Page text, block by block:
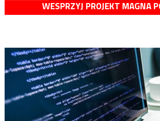
WESPRZYJ PROJEKT MAGNA